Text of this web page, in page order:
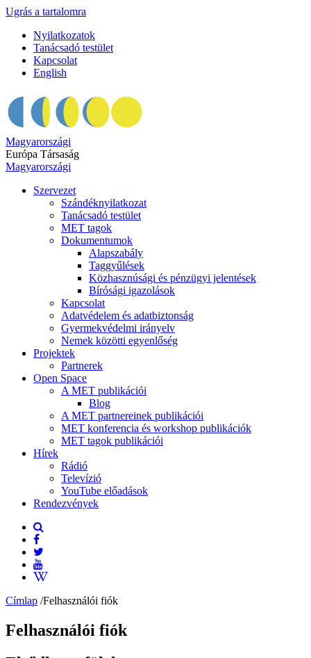
Ugrás a tartalomra
Nyilatkozatok
Tanácsadó testület
Kapcsolat
English
Magyarországi
Európa Társaság
Magyarországi
Szervezet
Szándéknyilatkozat
Tanácsadó testület
MET tagok
Dokumentumok
Alapszabály
Taggyűlések
Közhasznúsági és pénzügyi jelentések
Bírósági igazolások
Kapcsolat
Adatvédelem és adatbiztonság
Gyermekvédelmi irányelv
Nemek közötti egyenlőség
Projektek
Partnerek
Open Space
A MET publikációi
Blog
A MET partnereinek publikációi
MET konferencia és workshop publikációk
MET tagok publikációi
Hírek
Rádió
Televízió
YouTube előadások
Rendezvények
Címlap /Felhasználói fiók
Felhasználói fiók